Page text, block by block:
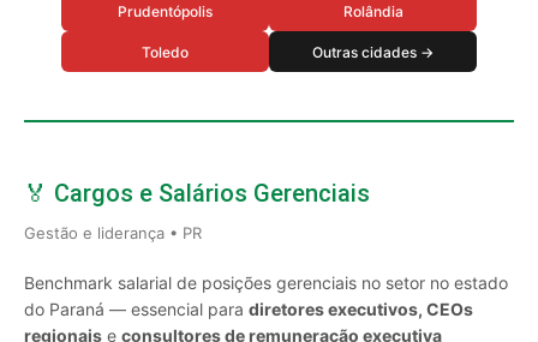
Prudentópolis Rolândia
Toledo Outras cidades →
🏅 Cargos e Salários Gerenciais
Gestão e liderança • PR
Benchmark salarial de posições gerenciais no setor no estado
do Paraná — essencial para diretores executivos, CEOs
regionais e consultores de remuneração executiva